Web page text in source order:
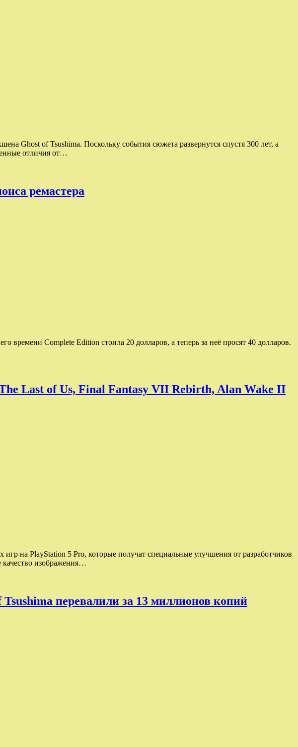
Ghost of Tsushima. Поскольку события сюжета развернутся спустя 300 лет, а
отличия от…
ремастера
Complete Edition стоила 20 долларов, а теперь за неё просят 40 долларов.
Last of Us, Final Fantasy VII Rebirth, Alan Wake II
на PlayStation 5 Pro, которые получат специальные улучшения от разработчиков
качество изображения…
перевалили за 13 миллионов копий